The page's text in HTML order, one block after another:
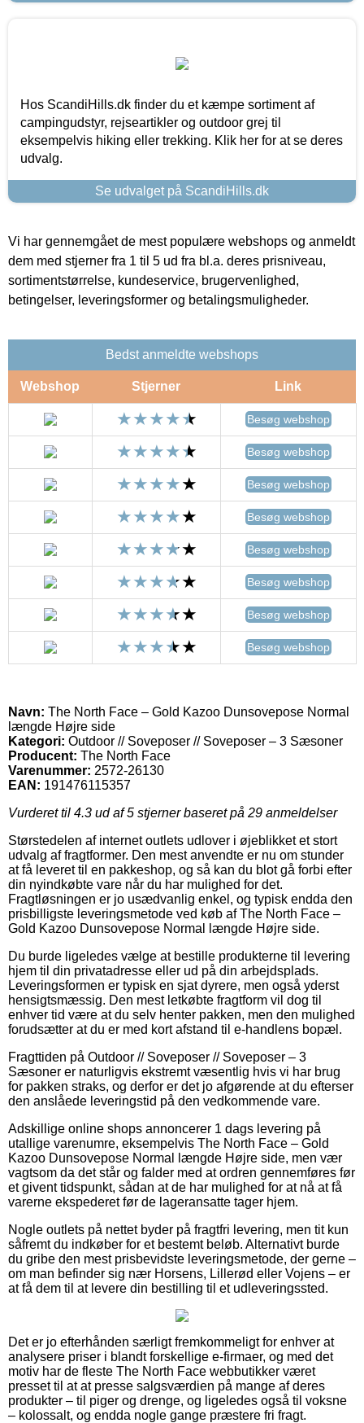
Hos ScandiHills.dk finder du et kæmpe sortiment af
campingudstyr, rejseartikler og outdoor grej til
eksempelvis hiking eller trekking. Klik her for at se deres
udvalg.
Se udvalget på ScandiHills.dk
Vi har gennemgået de mest populære webshops og anmeldt
dem med stjerner fra 1 til 5 ud fra bl.a. deres prisniveau,
sortimentstørrelse, kundeservice, brugervenlighed,
betingelser, leveringsformer og betalingsmuligheder.
Bedst anmeldte webshops
Webshop Stjerner Link
Besøg webshop
Besøg webshop
Besøg webshop
Besøg webshop
Besøg webshop
Besøg webshop
Besøg webshop
Besøg webshop
Navn: The North Face – Gold Kazoo Dunsovepose Normal
længde Højre side
Kategori: Outdoor // Soveposer // Soveposer – 3 Sæsoner
Producent: The North Face
Varenummer: 2572-26130
EAN: 191476115357
Vurderet til 4.3 ud af 5 stjerner baseret på 29 anmeldelser
Størstedelen af internet outlets udlover i øjeblikket et stort
udvalg af fragtformer. Den mest anvendte er nu om stunder
at få leveret til en pakkeshop, og så kan du blot gå forbi efter
din nyindkøbte vare når du har mulighed for det.
Fragtløsningen er jo usædvanlig enkel, og typisk endda den
prisbilligste leveringsmetode ved køb af The North Face –
Gold Kazoo Dunsovepose Normal længde Højre side.
Du burde ligeledes vælge at bestille produkterne til levering
hjem til din privatadresse eller ud på din arbejdsplads.
Leveringsformen er typisk en sjat dyrere, men også yderst
hensigtsmæssig. Den mest letkøbte fragtform vil dog til
enhver tid være at du selv henter pakken, men den mulighed
forudsætter at du er med kort afstand til e-handlens bopæl.
Fragttiden på Outdoor // Soveposer // Soveposer – 3
Sæsoner er naturligvis ekstremt væsentlig hvis vi har brug
for pakken straks, og derfor er det jo afgørende at du efterser
den anslåede leveringstid på den vedkommende vare.
Adskillige online shops annoncerer 1 dags levering på
utallige varenumre, eksempelvis The North Face – Gold
Kazoo Dunsovepose Normal længde Højre side, men vær
vagtsom da det står og falder med at ordren gennemføres før
et givent tidspunkt, sådan at de har mulighed for at nå at få
varerne ekspederet før de lageransatte tager hjem.
Nogle outlets på nettet byder på fragtfri levering, men tit kun
såfremt du indkøber for et bestemt beløb. Alternativt burde
du gribe den mest prisbevidste leveringsmetode, der gerne –
om man befinder sig nær Horsens, Lillerød eller Vojens – er
at få dem til at levere din bestilling til et udleveringssted.
Det er jo efterhånden særligt fremkommeligt for enhver at
analysere priser i blandt forskellige e-firmaer, og med det
motiv har de fleste The North Face webbutikker været
presset til at at presse salgsværdien på mange af deres
produkter – til piger og drenge, og ligeledes også til voksne
– kolossalt, og endda nogle gange præstere fri fragt.